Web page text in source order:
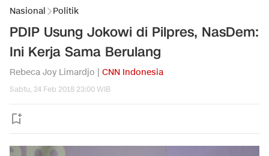
Nasional Politik
PDIP Usung Jokowi di Pilpres, NasDem:
Ini Kerja Sama Berulang
Rebeca Joy Limardjo | CNN Indonesia
Sabtu, 24 Feb 2018 23:00 WIB